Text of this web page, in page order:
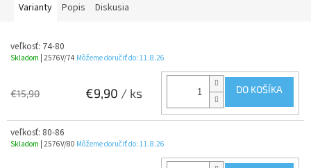
Varianty Popis Diskusia
veľkosť: 74-80
Skladom | 2576V/74 Môžeme doručiť do: 11.8.26
€15,90 €9,90 / ks DO KOŠÍKA
veľkosť: 80-86
Skladom | 2576V/80 Môžeme doručiť do: 11.8.26